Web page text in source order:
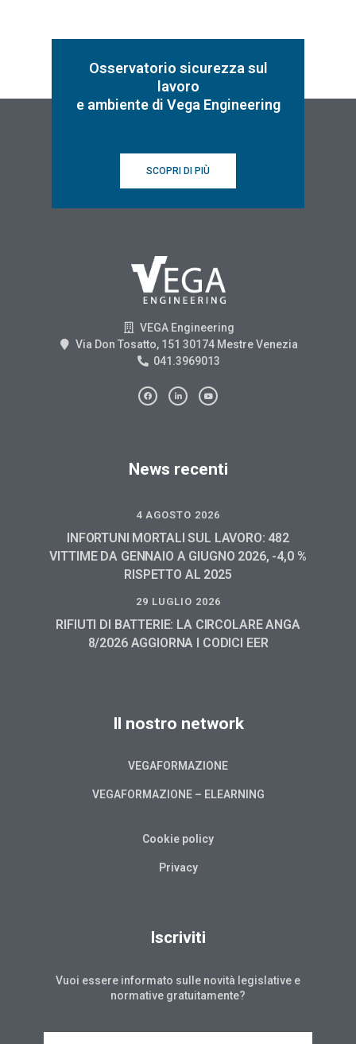
Osservatorio sicurezza sul
lavoro
e ambiente di Vega Engineering
SCOPRI DI PIÙ
VEGA Engineering
Via Don Tosatto, 151 30174 Mestre Venezia
041.3969013
News recenti
4 AGOSTO 2026
INFORTUNI MORTALI SUL LAVORO: 482
VITTIME DA GENNAIO A GIUGNO 2026, -4,0 %
RISPETTO AL 2025
29 LUGLIO 2026
RIFIUTI DI BATTERIE: LA CIRCOLARE ANGA
8/2026 AGGIORNA I CODICI EER
Il nostro network
VEGAFORMAZIONE
VEGAFORMAZIONE – ELEARNING
Cookie policy
Privacy
Iscriviti
Vuoi essere informato sulle novità legislative e
normative gratuitamente?